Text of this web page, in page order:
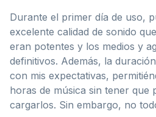
Durante el primer día de uso,
excelente calidad de sonido
eran potentes y los medios y
definitivos. Además, la
con mis expectativas,
horas de música sin tener que
cargarlos. Sin embargo, no